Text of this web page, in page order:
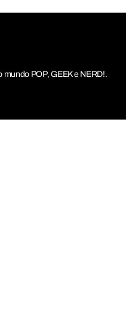
POP, GEEK e NERD!.